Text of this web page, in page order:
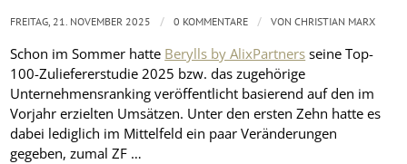
Schon im Sommer hatte Berylls by AlixPartners seine Top-
100-Zuliefererstudie 2025 bzw. das zugehörige
Unternehmensranking veröffentlicht basierend auf den im
Vorjahr erzielten Umsätzen. Unter den ersten Zehn hatte es
dabei lediglich im Mittelfeld ein paar Veränderungen
gegeben, zumal ZF …
FREITAG, 21. NOVEMBER 2025 / 0 KOMMENTARE / VONCHRISTIAN MARX